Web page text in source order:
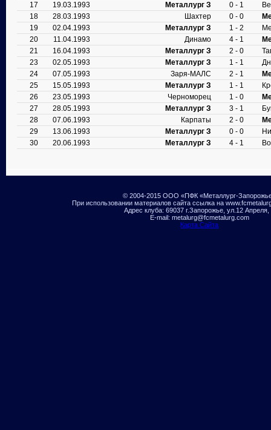
17
19.03.1993 Металлург З 0 - 1
18
28.03.1993 Шахтер 0 - 0
19
02.04.1993 Металлург З 1 - 2
20
11.04.1993 Динамо 4 - 1
21
16.04.1993 Металлург З 2 - 0
23
02.05.1993 Металлург З 1 - 1
24
07.05.1993 Заря-МАЛС 2 - 1
25
15.05.1993 Металлург З 1 - 1
26
23.05.1993 Черноморец 1 - 0
27
28.05.1993 Металлург З 3 - 1
28
07.06.1993 Карпаты 2 - 0
29
13.06.1993 Металлург З 0 - 0
30
20.06.1993 Металлург З 4 - 1
© 2004-2015 ООО «ПФК «Металлург-
При использовании материалов сайта ссылка на
Адрес клуба: 69037 г.Запорожье, ул.12 Апреля,
E-mail: metalurg@fcmetalurg.com
Карта Сайта